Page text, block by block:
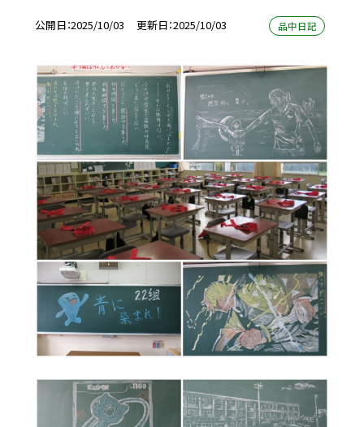
公開日 2025/10/03 更新日 2025/10/03 品中日記